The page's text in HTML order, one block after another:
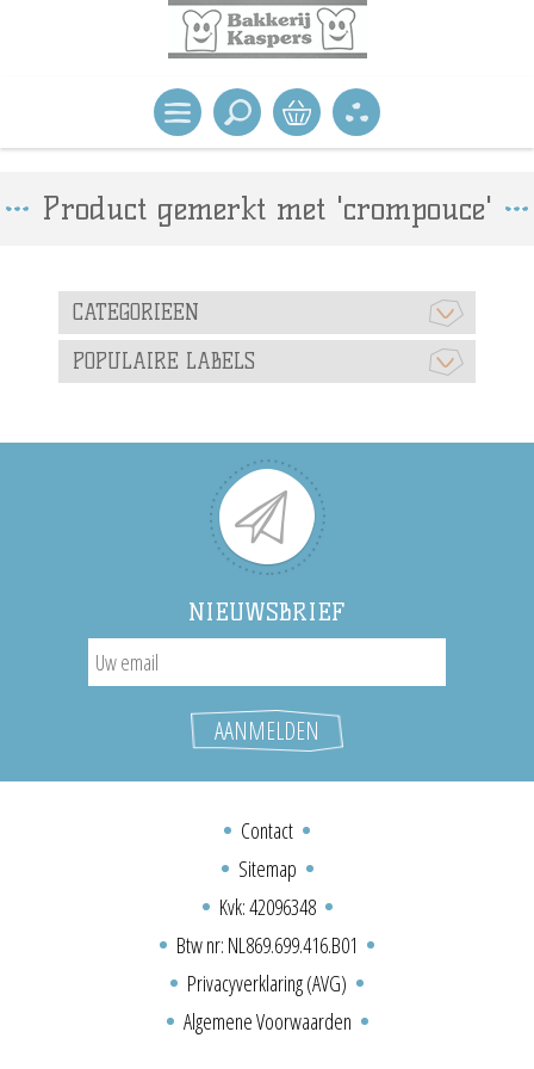
Product gemerkt met 'crompouce'
CATEGORIEEN
POPULAIRE LABELS
NIEUWSBRIEF
Contact
Sitemap
Kvk: 42096348
Btw nr: NL869.699.416.B01
Privacyverklaring (AVG)
Algemene Voorwaarden